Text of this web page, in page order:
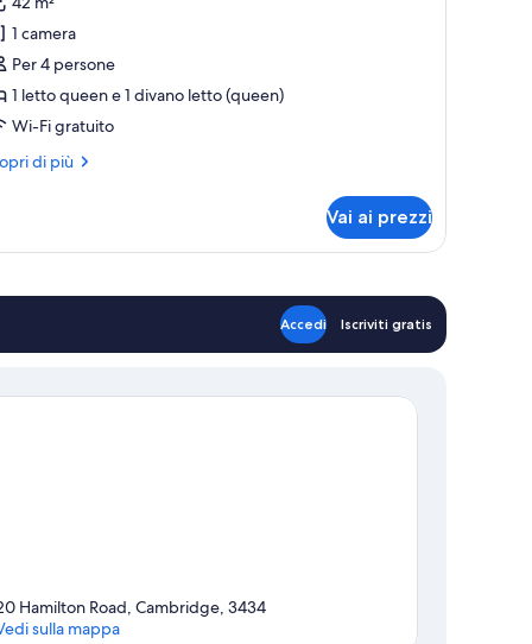
1 camera
Per 4 persone
1 letto queen e 1 divano letto (queen)
Wi-Fi gratuito
di più
Vai ai prezzi
Accedi Iscriviti gratis
Hamilton Road, Cambridge, 3434
sulla mappa